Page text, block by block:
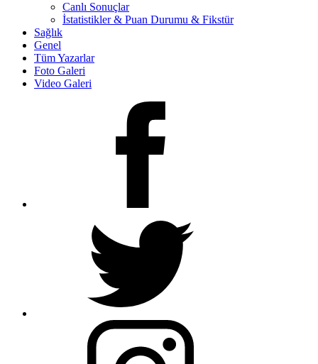
Canlı Sonuçlar
İstatistikler & Puan Durumu & Fikstür
Sağlık
Genel
Tüm Yazarlar
Foto Galeri
Video Galeri